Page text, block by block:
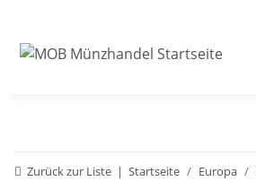
Zurück zur Liste Startseite Europa